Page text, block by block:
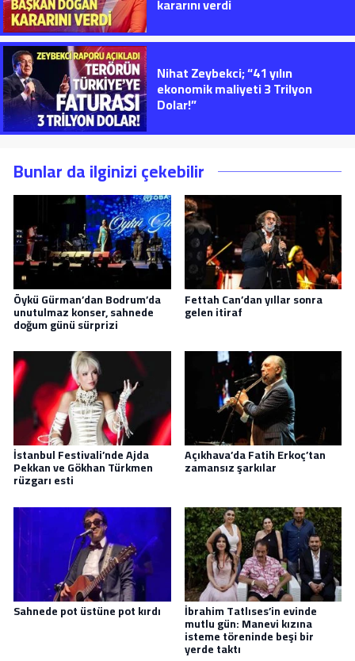
kararını verdi
Nihat Zeybekci; “41 yılın
ekonomik maliyeti 3 Trilyon
Dolar!”
Bunlar da ilginizi çekebilir
Öykü Gürman’dan Bodrum’da
unutulmaz konser, sahnede
doğum günü sürprizi
Fettah Can’dan yıllar sonra
gelen itiraf
İstanbul Festivali’nde Ajda
Pekkan ve Gökhan Türkmen
rüzgarı esti
Açıkhava’da Fatih Erkoç’tan
zamansız şarkılar
Sahnede pot üstüne pot kırdı İbrahim Tatlıses’in evinde
mutlu gün: Manevi kızına
isteme töreninde beşi bir
yerde taktı